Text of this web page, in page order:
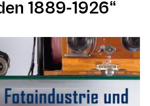
1889-1926“